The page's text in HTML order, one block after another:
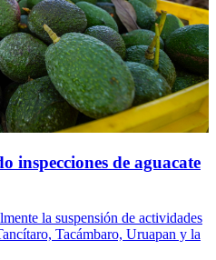
inspecciones de aguacate
la suspensión de actividades
Tacámbaro, Uruapan y la